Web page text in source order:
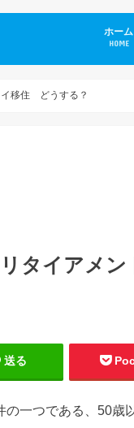
ホーム
HOME
イ移住 どうする？
タイアメン
送る
一つである、50歳